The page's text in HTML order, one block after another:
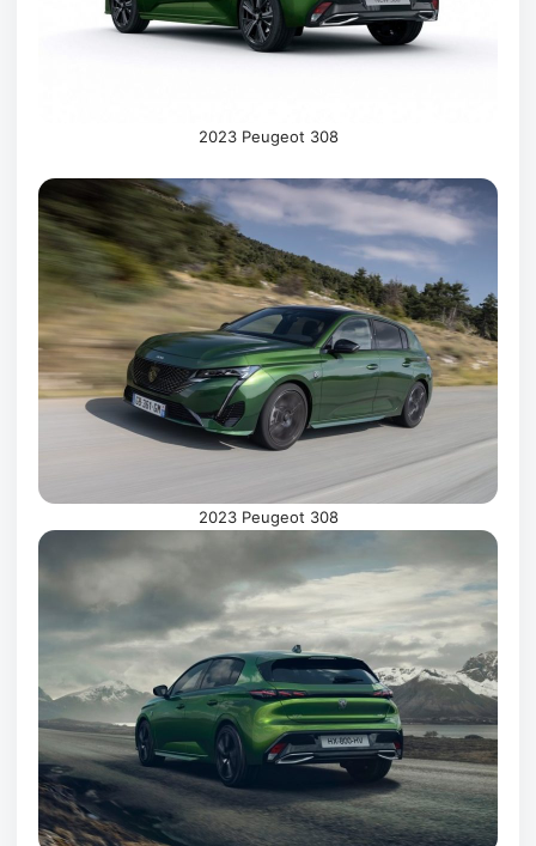
2023 Peugeot 308
2023 Peugeot 308